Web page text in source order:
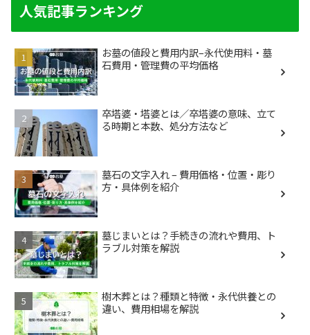
人気記事ランキング
お墓の値段と費用内訳–永代使用料・墓
石費用・管理費の平均価格
卒塔婆・塔婆とは／卒塔婆の意味、立て
る時期と本数、処分方法など
墓石の文字入れ – 費用価格・位置・彫り
方・具体例を紹介
墓じまいとは？手続きの流れや費用、ト
ラブル対策を解説
樹木葬とは？種類と特徴・永代供養との
違い、費用相場を解説